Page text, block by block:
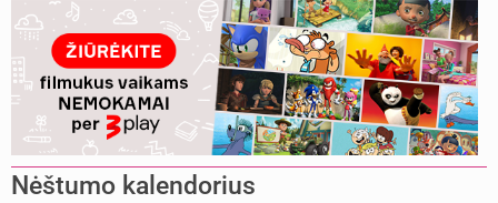
Nėštumo kalendorius